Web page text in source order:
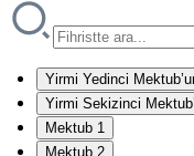
Yirmi Yedinci
Yirmi Sekizinci
Mektub 1
Mektub 2